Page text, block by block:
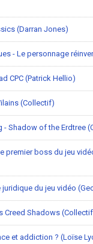
(Darran Jones)
- Le personnage
CPC (Patrick Hellio)
(Collectif)
- Shadow of the Erdtree
premier boss du jeu
juridique du jeu vidéo
Creed Shadows
et addiction ? (Loïse